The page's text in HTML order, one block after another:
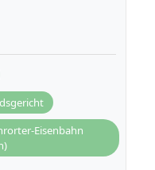
Eisenbahn